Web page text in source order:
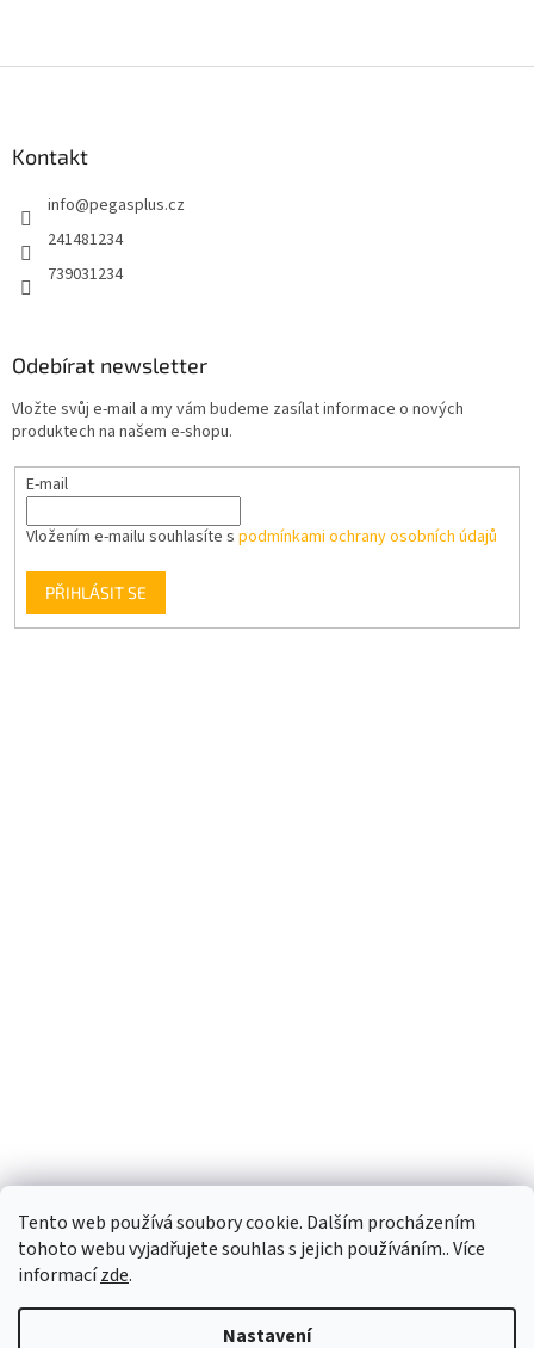
Tento web používá soubory cookie. Dalším procházením
tohoto webu vyjadřujete souhlas s jejich používáním.. Více
informacízde.
Nastavení
Kontakt
info@pegasplus.cz
241481234
739031234
Odebírat newsletter
Vložte svůj e-mail a my vám budeme zasílat informace o nových
produktech na našem e-shopu.
E-mail
Vložením e-mailu souhlasíte s podmínkami ochrany osobních údajů
PŘIHLÁSIT SE